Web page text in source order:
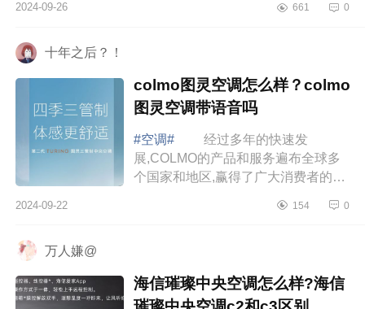
在同一舞台中央。下面小编为大家介
2024-09-26 661 0
十年之后？！
colmo图灵空调怎么样？colmo
图灵空调带语音吗
#空调#
经过多年的快速发
展,COLMO的产品和服务遍布全球多
个国家和地区,赢得了广大消费者的青
colmo图灵空调怎么样？colmo图灵空
2024-09-22 154 0
万人嫌@
海信璀璨中央空调怎么样?海信